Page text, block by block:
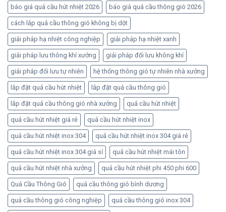
báo giá quả cầu hút nhiệt 2026 báo giá quả cầu thông gió 2026
cách lắp quả cầu thông gió không bị dột
giải pháp hạ nhiệt công nghiệp giải pháp hạ nhiệt xanh
giải pháp lưu thông khí xưởng giải pháp đối lưu không khí
giải pháp đối lưu tự nhiên hệ thống thông gió tự nhiên nhà xưởng
lắp đặt quả cầu hút nhiệt lắp đặt quả cầu thông gió
lắp đặt quả cầu thông gió nhà xưởng quả cầu hút nhiệt
quả cầu hút nhiệt giá rẻ quả cầu hút nhiệt inox
quả cầu hút nhiệt inox 304 quả cầu hút nhiệt inox 304 giá rẻ
quả cầu hút nhiệt inox 304 giá sỉ quả cầu hút nhiệt mái tôn
quả cầu hút nhiệt nhà xưởng quả cầu hút nhiệt phi 450 phi 600
Quả Cầu Thông Gió quả cầu thông gió bình dương
quả cầu thông gió công nghiệp quả cầu thông gió inox 304